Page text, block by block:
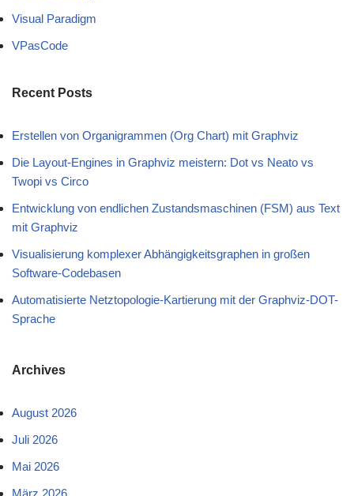
Visual Paradigm
VPasCode
Recent Posts
Erstellen von Organigrammen (Org Chart) mit Graphviz
Die Layout-Engines in Graphviz meistern: Dot vs Neato vs
Twopi vs Circo
Entwicklung von endlichen Zustandsmaschinen (FSM) aus Text
mit Graphviz
Visualisierung komplexer Abhängigkeitsgraphen in großen
Software-Codebasen
Automatisierte Netztopologie-Kartierung mit der Graphviz-DOT-
Sprache
Archives
August 2026
Juli 2026
Mai 2026
März 2026